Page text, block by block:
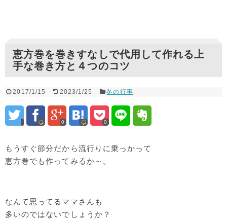
恵方巻を巻きすなしで代用して作れる上
手な巻き方と４つのコツ
2017/1/15 2023/1/25 冬の行事
0 0
もうすぐ節分だから流行りに乗っかって
恵方巻でも作ってみるか～。
なんて思ってるママさんも
多いのではないでしょうか？